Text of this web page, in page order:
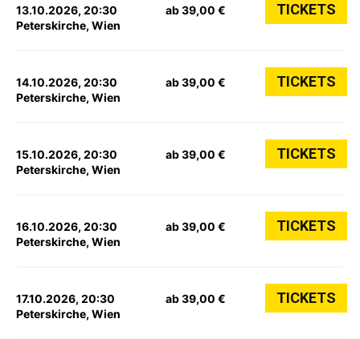
13.10.2026, 20:30
Peterskirche, Wien
ab 39,00 € TICKETS
14.10.2026, 20:30
Peterskirche, Wien
ab 39,00 € TICKETS
15.10.2026, 20:30
Peterskirche, Wien
ab 39,00 € TICKETS
16.10.2026, 20:30
Peterskirche, Wien
ab 39,00 € TICKETS
17.10.2026, 20:30
Peterskirche, Wien
ab 39,00 € TICKETS